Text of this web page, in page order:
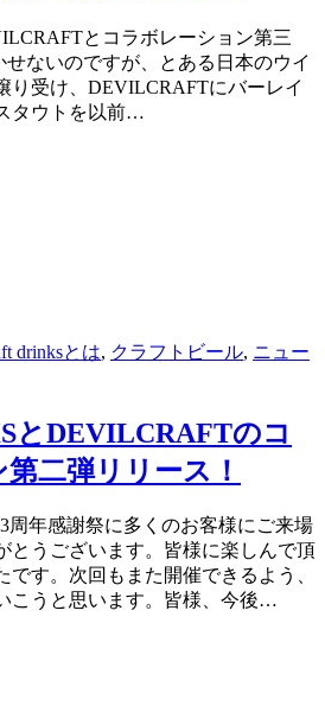
とコラボレーション第三
ないのですが、とある日本のウイ
り受け、DEVILCRAFTにバーレイ
タウトを以前…
drinksとは, クラフトビール, ニュー
とDEVILCRAFTのコ
二弾リリース！
周年感謝祭に多くのお客様にご来場
とうございます。皆様に楽しんで頂
です。次回もまた開催できるよう、
こうと思います。皆様、今後…